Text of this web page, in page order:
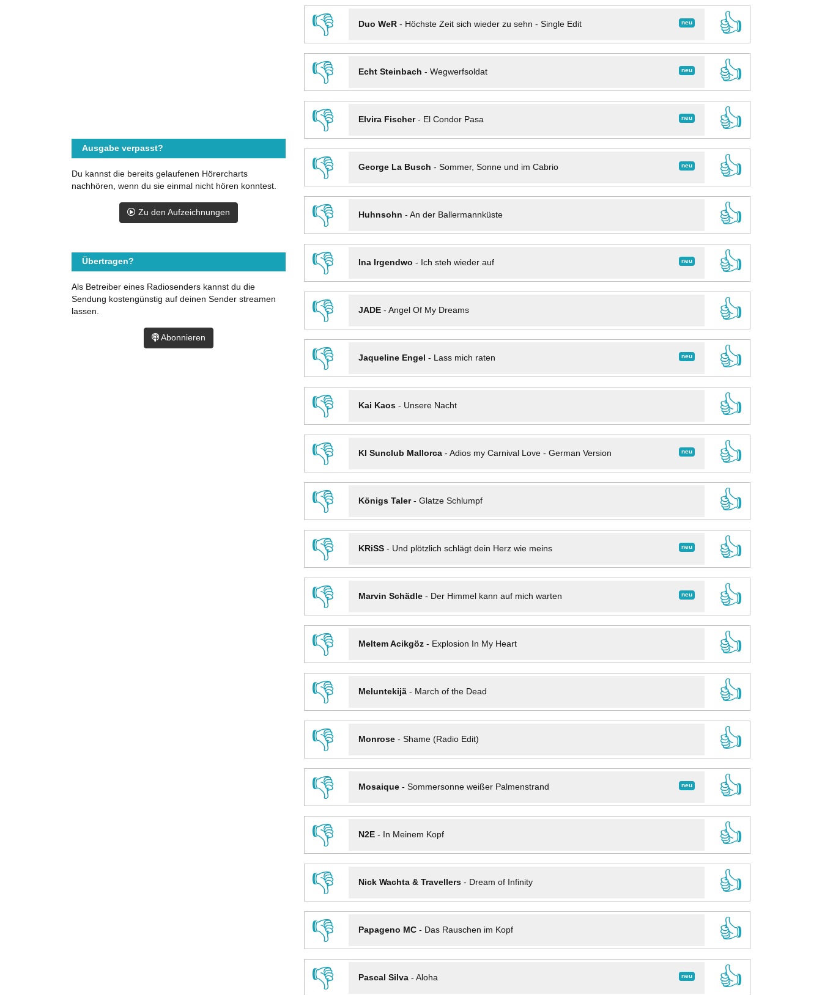
👎
neu
Duo WeR- Höchste Zeit sich wieder zu sehn - Single Edit
👍
👎
neu
Echt Steinbach - Wegwerfsoldat
👍
👎
neu
Elvira Fischer- El Condor Pasa
👍
👎
neu
George La Busch - Sommer, Sonne und im Cabrio
👍
👎
Huhnsohn - An der Ballermannküste
👍
👎
neu
Ina Irgendwo - Ich steh wieder auf
👍
👎
JADE- Angel Of My Dreams
👍
👎
neu
Jaqueline Engel - Lass mich raten
👍
👎
Kai Kaos- Unsere Nacht
👍
👎
neu
KI Sunclub Mallorca- Adios my Carnival Love - German Version
👍
👎
Königs Taler- Glatze Schlumpf
👍
👎
neu
KRiSS- Und plötzlich schlägt dein Herz wie meins
👍
👎
neu
Marvin Schädle- Der Himmel kann auf mich warten
👍
👎
Meltem Acikgöz- Explosion In My Heart
👍
👎
Meluntekijä- March of the Dead
👍
👎
Monrose- Shame (Radio Edit)
👍
👎
neu
Mosaique- Sommersonne weißer Palmenstrand
👍
👎
N2E- In Meinem Kopf
👍
👎
Nick Wachta & Travellers- Dream of Infinity
👍
👎
Papageno MC- Das Rauschen im Kopf
👍
👎
neu
Pascal Silva- Aloha
👍
Ausgabe verpasst?
Du kannst die bereits gelaufenen Hörercharts
nachhören, wenn du sie einmal nicht hören konntest.
Zu den Aufzeichnungen
Übertragen?
Als Betreiber eines Radiosenders kannst du die
Sendung kostengünstig auf deinen Sender streamen
lassen.
Abonnieren